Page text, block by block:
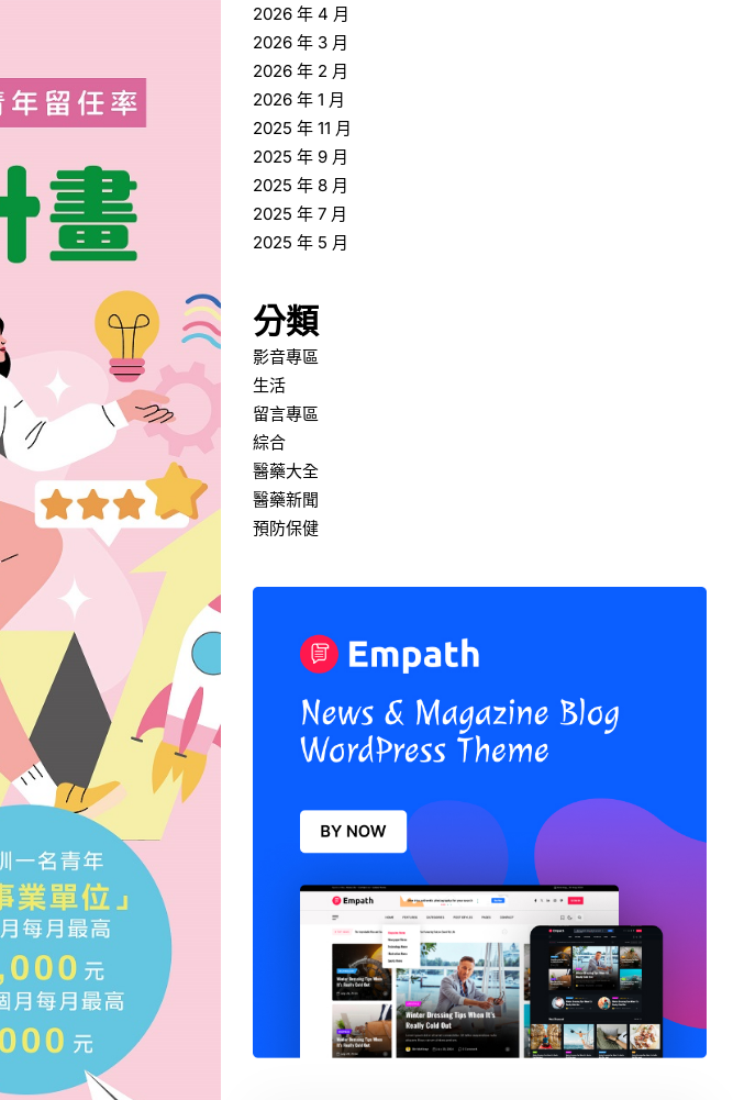
2026 年 4 月
2026 年 3 月
2026 年 2 月
2026 年 1 月
2025 年 11 月
2025 年 9 月
2025 年 8 月
2025 年 7 月
2025 年 5 月
分類
影音專區
生活
留言專區
綜合
醫藥大全
醫藥新聞
預防保健